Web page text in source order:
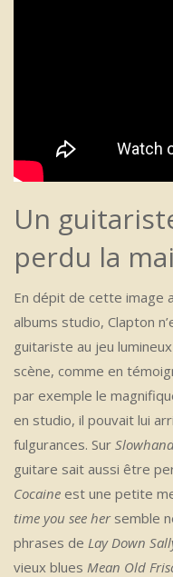
Un
perdu la
En dépit de cette image
albums studio, Clapton
guitariste au jeu
scène, comme en
par exemple le
en studio, il pouvait lui
fulgurances. Sur
guitare sait aussi être
Cocaine est une petite
time you see hersemble
phrases de Lay Down
vieux blues Mean Old